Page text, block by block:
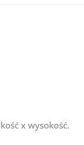
x wysokość.